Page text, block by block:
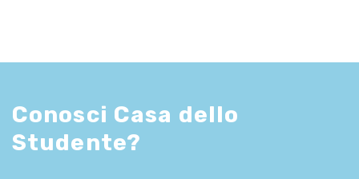
Conosci Casa dello
Studente?